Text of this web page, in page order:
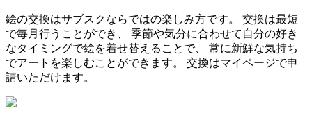
絵の交換はサブスクならではの楽しみ方です。 交換は最短
で毎月行うことができ、 季節や気分に合わせて自分の好き
なタイミングで絵を着せ替えることで、 常に新鮮な気持ち
でアートを楽しむことができます。 交換はマイページで申
請いただけます。